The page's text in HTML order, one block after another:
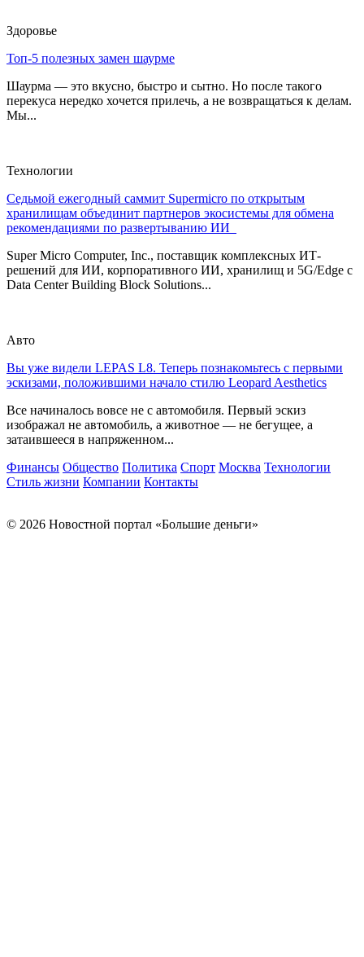
Здоровье
Топ-5 полезных замен шаурме
Шаурма — это вкусно, быстро и сытно. Но после такого
перекуса нередко хочется прилечь, а не возвращаться к делам.
Мы...
Технологии
Седьмой ежегодный саммит Supermicro по открытым
хранилищам объединит партнеров экосистемы для обмена
рекомендациями по развертыванию ИИ
Super Micro Computer, Inc., поставщик комплексных ИТ-
решений для ИИ, корпоративного ИИ, хранилищ и 5G/Edge с
Data Center Building Block Solutions...
Авто
Вы уже видели LEPAS L8. Теперь познакомьтесь с первыми
эскизами, положившими начало стилю Leopard Aesthetics
Все начиналось вовсе не с автомобиля. Первый эскиз
изображал не автомобиль, а животное — не бегущее, а
затаившееся в напряженном...
Финансы Общество Политика Спорт Москва Технологии
Стиль жизни Компании Контакты
© 2026 Новостной портал «Большие деньги»